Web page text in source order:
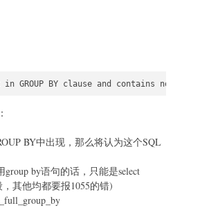
BY中出现，那么将认为这个SQL
by语句的话，只能是select
其他均都要报1055的错)